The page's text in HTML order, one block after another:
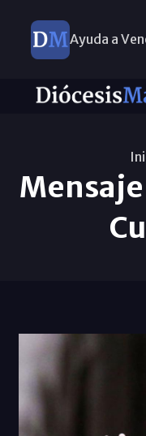
Ayuda a